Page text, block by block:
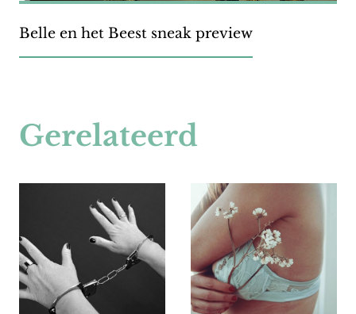
Belle en het Beest sneak preview
Gerelateerd